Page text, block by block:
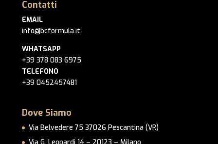
Contatti
EMAIL
info@bcformula.it
WHATSAPP
+39 378 083 6975
TELEFONO
+39 0452457481
Dove Siamo
Via Belvedere 75 37026 Pescantina (VR)